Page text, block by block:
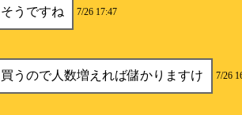
そうですね 7/26 17:47
買うので人数増えれば儲かりますけ 7/26